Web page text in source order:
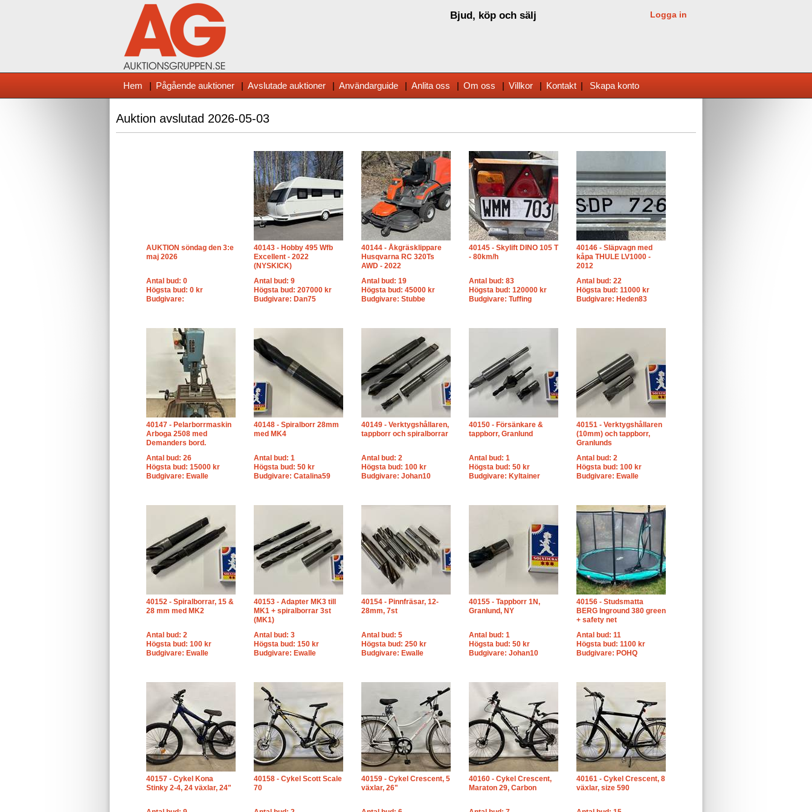
Bjud, köp och sälj Logga in
Hem | Pågående auktioner | Avslutade auktioner | Användarguide | Anlita oss | Om oss | Villkor | Kontakt | Skapa konto
Auktion avslutad 2026-05-03
AUKTION söndag den 3:e
maj 2026
Antal bud: 0
Högsta bud: 0 kr
Budgivare:
40143 - Hobby 495 Wfb
Excellent - 2022
(NYSKICK)
Antal bud: 9
Högsta bud: 207000 kr
Budgivare: Dan75
40144 - Åkgräsklippare
Husqvarna RC 320Ts
AWD - 2022
Antal bud: 19
Högsta bud: 45000 kr
Budgivare: Stubbe
40145 - Skylift DINO 105 T
- 80km/h
Antal bud: 83
Högsta bud: 120000 kr
Budgivare: Tuffing
40146 - Släpvagn med
kåpa THULE LV1000 -
2012
Antal bud: 22
Högsta bud: 11000 kr
Budgivare: Heden83
40147 - Pelarborrmaskin
Arboga 2508 med
Demanders bord.
Antal bud: 26
Högsta bud: 15000 kr
Budgivare: Ewalle
40148 - Spiralborr 28mm
med MK4
Antal bud: 1
Högsta bud: 50 kr
Budgivare: Catalina59
40149 - Verktygshållaren,
tappborr och spiralborrar
Antal bud: 2
Högsta bud: 100 kr
Budgivare: Johan10
40150 - Försänkare &
tappborr, Granlund
Antal bud: 1
Högsta bud: 50 kr
Budgivare: Kyltainer
40151 - Verktygshållaren
(10mm) och tappborr,
Granlunds
Antal bud: 2
Högsta bud: 100 kr
Budgivare: Ewalle
40152 - Spiralborrar, 15 &
28 mm med MK2
Antal bud: 2
Högsta bud: 100 kr
Budgivare: Ewalle
40153 - Adapter MK3 till
MK1 + spiralborrar 3st
(MK1)
Antal bud: 3
Högsta bud: 150 kr
Budgivare: Ewalle
40154 - Pinnfräsar, 12-
28mm, 7st
Antal bud: 5
Högsta bud: 250 kr
Budgivare: Ewalle
40155 - Tappborr 1N,
Granlund, NY
Antal bud: 1
Högsta bud: 50 kr
Budgivare: Johan10
40156 - Studsmatta
BERG Inground 380 green
+ safety net
Antal bud: 11
Högsta bud: 1100 kr
Budgivare: POHQ
40157 - Cykel Kona
Stinky 2-4, 24 växlar, 24"
40158 - Cykel Scott Scale
70
40159 - Cykel Crescent, 5
växlar, 26"
40160 - Cykel Crescent,
Maraton 29, Carbon
40161 - Cykel Crescent, 8
växlar, size 590